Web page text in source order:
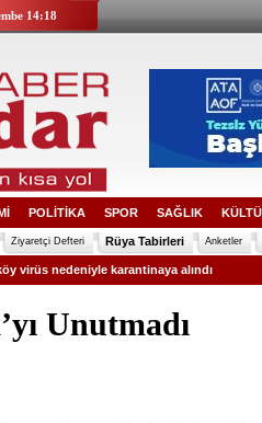
14:18
POLİTİKA SPOR SAĞLIK
Ziyaretçi Defteri Rüya Tabirleri Anketler
virüs nedeniyle karantinaya alındı
Unutmadı